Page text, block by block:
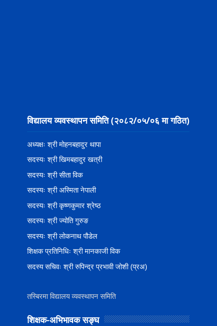
विद्यालय व्यवस्थापन समिति (२०८२/०५/०६ मा गठित)
अध्यक्षः श्री मोहनबहादुर थापा
सदस्यः श्री खिमबहादुर खत्री
सदस्यः श्री सीता विक
सदस्यः श्री अस्मिता नेपाली
सदस्यः श्री कृष्णकुमार श्रेष्ठ
सदस्यः श्री ज्योति गुरुङ
सदस्यः श्री लोकनाथ पौडेल
शिक्षक प्रतिनिधिः श्री मानकाजी विक
सदस्य सचिवः श्री रुपिन्द्र प्रभावी जोशी (प्रअ)
तस्बिरमा विद्यालय व्यवस्थापन समिति
शिक्षक-अभिभावक सङ्‍घ